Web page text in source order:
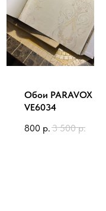
Обои PARAVOX
VE6034
800 р. 3 500 р.